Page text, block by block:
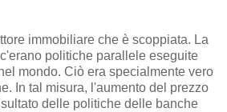
immobiliare che è scoppiata. La
politiche parallele eseguite
mondo. Ciò era specialmente vero
In tal misura, l'aumento del prezzo
delle politiche delle banche